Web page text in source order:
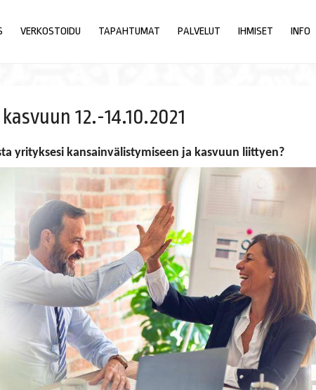
VERKOSTOIDU TAPAHTUMAT PALVELUT IHMISET INFO
12.-14.10.2021
yrityksesi kansainvälistymiseen ja kasvuun liittyen?